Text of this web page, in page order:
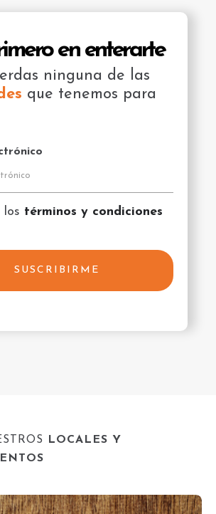
en enterarte
ninguna de las
que tenemos para
los términos y condiciones
LOCALES Y